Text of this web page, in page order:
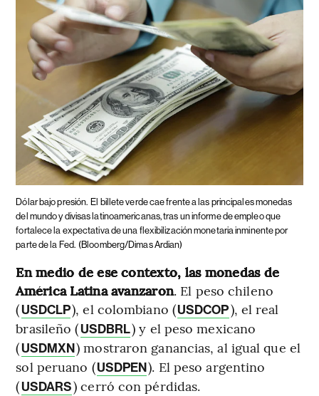
Dólar bajo presión. El billete verde cae frente a las principales monedas
del mundo y divisas latinoamericanas, tras un informe de empleo que
fortalece la expectativa de una flexibilización monetaria inminente por
parte de la Fed. (Bloomberg/Dimas Ardian)
En medio de ese contexto, las monedas de
América Latina avanzaron. El peso chileno
(USDCLP), el colombiano (USDCOP), el real
brasileño (USDBRL) y el peso mexicano
(USDMXN) mostraron ganancias, al igual que el
sol peruano (USDPEN). El peso argentino
(USDARS) cerró con pérdidas.